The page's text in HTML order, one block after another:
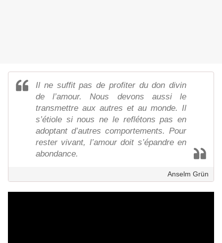
Il ne suffit pas de profiter du don divin
de l’amour. Nous devons aussi le
transmettre aux autres et au monde. Il
s’étiole si nous ne le reflétons pas en
adoptant d’autres comportements. Pour
rester vivant, l’amour doit s’épandre en
abondance.
Anselm Grün